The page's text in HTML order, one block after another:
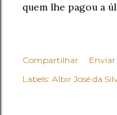
quem lhe pagou a
Compartilhar
Labels: Albir José da